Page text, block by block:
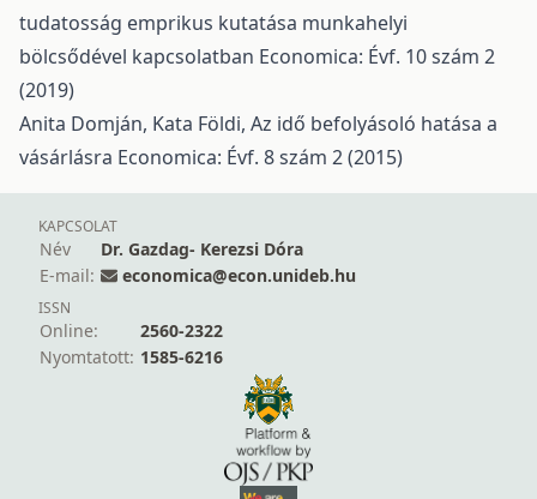
tudatosság emprikus kutatása munkahelyi
bölcsődével kapcsolatban Economica: Évf. 10 szám 2
(2019)
Anita Domján, Kata Földi, Az idő befolyásoló hatása a
vásárlásra Economica: Évf. 8 szám 2 (2015)
KAPCSOLAT
Név
Dr. Gazdag- Kerezsi Dóra
E-mail:
economica@econ.unideb.hu
ISSN
Online:
2560-2322
Nyomtatott: 1585-6216